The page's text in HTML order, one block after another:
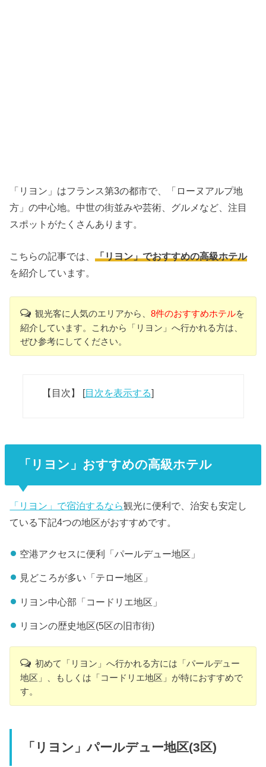
「リヨン」はフランス第3の都市で、「ローヌアルプ地
方」の中心地。中世の街並みや芸術、グルメなど、注目
スポットがたくさんあります。
こちらの記事では、「リヨン」でおすすめの高級ホテル
を紹介しています。
観光客に人気のエリアから、 8件のおすすめホテルを
紹介しています。これから「リヨン」へ行かれる方は、
ぜひ参考にしてください。
【目次】 [目次を表示する]
「リヨン」おすすめの高級ホテル
「リヨン」で宿泊するなら観光に便利で、治安も安定し
ている下記4つの地区がおすすめです。
空港アクセスに便利「パールデュー地区」
見どころが多い「テロー地区」
リヨン中心部「コードリエ地区」
リヨンの歴史地区(5区の旧市街)
初めて「リヨン」へ行かれる方には「パールデュー
地区」、もしくは「コードリエ地区」が特におすすめで
す。
「リヨン」パールデュー地区(3区)